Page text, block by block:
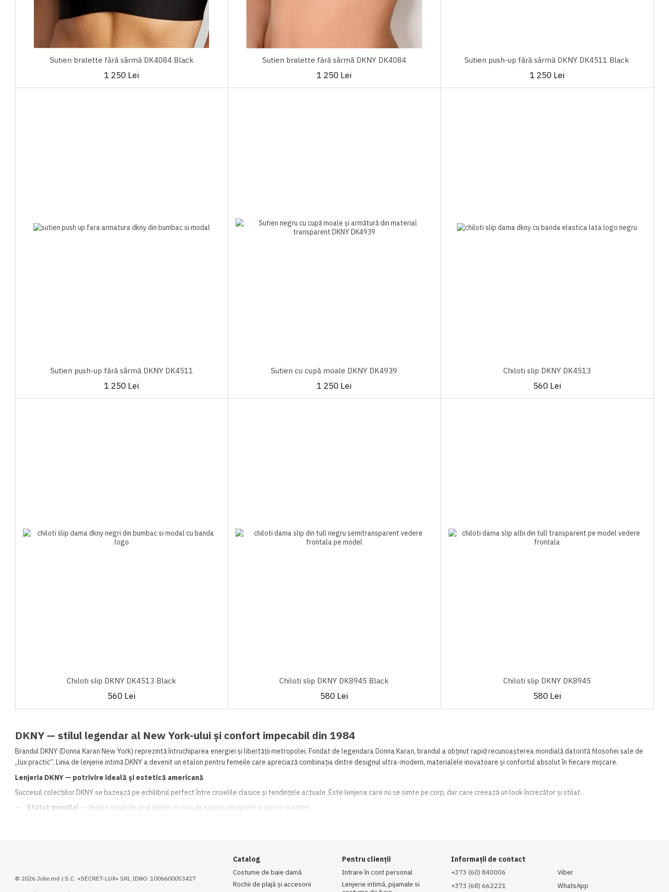
DKNY — stilul legendar al New York-ului și confort impecabil din 1984
Brandul DKNY (Donna Karan New York) reprezintă întruchiparea energiei și libertății metropolei. Fondat de legendara Donna Karan, brandul a obținut rapid recunoașterea mondială datorită filosofiei sale de
„lux practic”. Linia de lenjerie intimă DKNY a devenit un etalon pentru femeile care apreciază combinația dintre designul ultra-modern, materialele inovatoare și confortul absolut în fiecare mișcare.
Lenjeria DKNY — potrivire ideală și estetică americană
Succesul colecțiilor DKNY se bazează pe echilibrul perfect între croielile clasice și tendințele actuale. Este lenjeria care nu se simte pe corp, dar care creează un look încrezător și stilat.
Statut mondial — design creat de unul dintre cei mai de succes designeri ai epocii noastre.
Lenjeria care inspiră succes. Te așteptăm la probă în magazinul Jolie din Chișinău! Permite-ți tot ce e mai bun din designul american cu livrare rapidă în toată
Sutien bralette fără sârmă DK4084 Black
1 250 Lei
Sutien bralette fără sârmă DKNY DK4084
1 250 Lei
Sutien push-up fără sârmă DKNY DK4511 Black
1 250 Lei
Sutien push-up fără sârmă DKNY DK4511
1 250 Lei
Sutien cu cupă moale DKNY DK4939
1 250 Lei
Chiloti slip DKNY DK4513
560 Lei
Chiloti slip DKNY DK4513 Black
560 Lei
Chiloti slip DKNY DK8945 Black
580 Lei
Chiloti slip DKNY DK8945
580 Lei
© 2026 Jolie.md | S.C. «SECRET-LUX» SRL IDNO: 1006600053427
Catalog
Costume de baie damă
Rochii de plajă și accesorii
Pentru clienții
Intrare în cont personal
Lenjerie intimă, pijamale si
Informații de contact
+373 (60) 840006
+373 (68) 662221
Viber
WhatsApp